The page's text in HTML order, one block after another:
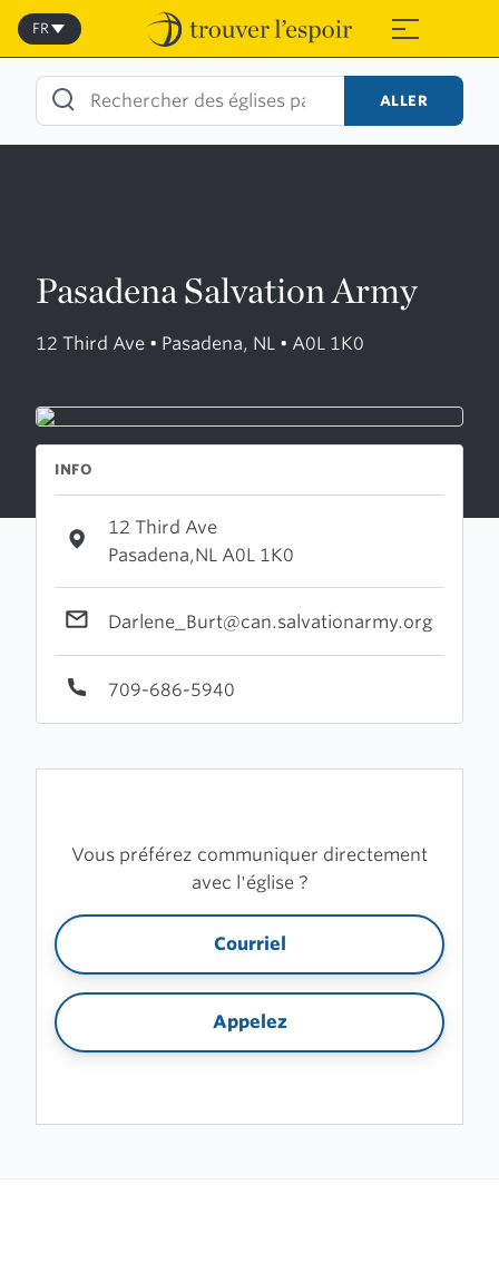
Skip
content
≡
FR
ALLER
Pasadena Salvation Army
12 Third Ave • Pasadena, NL • A0L 1K0
INFO
12 Third Ave
Pasadena,NL A0L 1K0
Darlene_Burt@can.salvationarmy.org
709-686-5940
Vous préférez communiquer directement
avec l'église ?
Courriel
Appelez